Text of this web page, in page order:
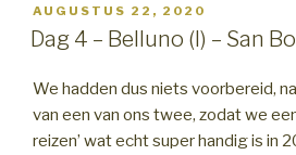
GEPLAATST
OP
AUGUSTUS 22, 2020
Dag 4 – Belluno (I) – San
We hadden dus niets voorbereid,
van een van ons twee, zodat we
reizen’ wat echt super handig is in